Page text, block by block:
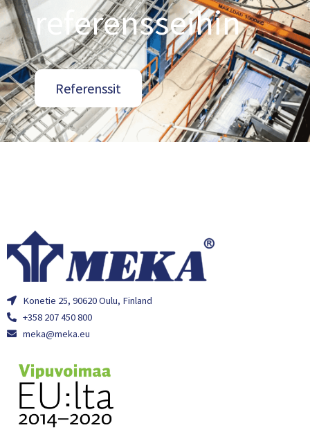
referensseihin
Referenssit
Konetie 25, 90620 Oulu, Finland
+358 207 450 800
meka@meka.eu